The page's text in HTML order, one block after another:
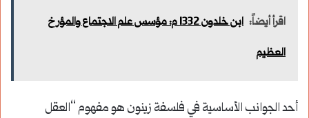
اقرأ أيضاً:
ابن خلدون 1332 م: مؤسس علم الاجتماع والمؤرخ
العظيم
أحد الجوانب الأساسية في فلسفة زينون هو مفهوم “العقل